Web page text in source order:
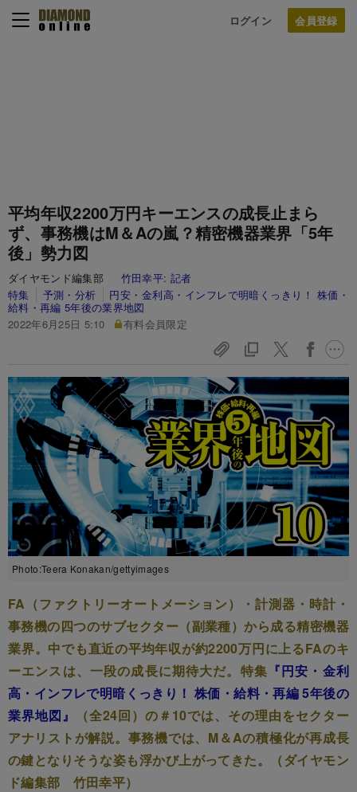
ログイン
平均年収2200万円キーエンスの成長止まら
ず、事務機はM＆Aの嵐？精密機器業界「5年
後」勢力図
ダイヤモンド編集部 竹田幸平: 記者
特集
予測・分析
円安・金利高・インフレで明暗くっきり！ 株価・
給料・再編 5年後の業界地図
2022年6月25日 5:10
有料会員限定
Photo:Teera Konakan/gettyimages
FA（ファクトリーオートメーション）・計測器・時計・
事務機の四つのサブセクター（副業種）から成る精密機器
業界。中でも直近の平均年収が約2200万円に上るFAのキ
ーエンスは、一段の成長に期待大だ。特集 『円安・金利
高・インフレで明暗くっきり！ 株価・給料・再編 5年後の
業界地図』
（全24回）の＃10では、その理由をセクター
アナリストが解説。事務機では、M＆Aの積極化が再成長
の鍵となりそうな姿も浮かび上がってきた。（ダイヤモン
ド編集部 竹田幸平）